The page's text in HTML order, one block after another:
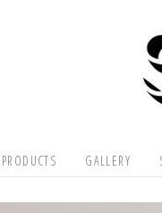
PRODUCTS GALLERY